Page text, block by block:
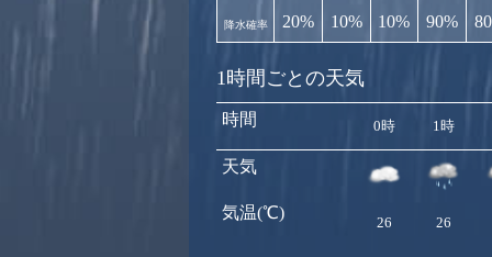
降水確率 20% 10% 10% 90%
1時間ごとの天気
時間
天気
気温(℃)
0時 1時
26 26